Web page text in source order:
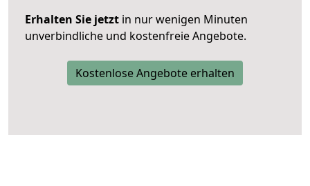
Erhalten Sie jetzt in nur wenigen Minuten
unverbindliche und kostenfreie Angebote.
Kostenlose Angebote erhalten